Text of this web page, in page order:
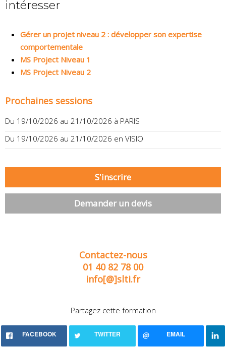
intéresser
Gérer un projet niveau 2 : développer son expertise
comportementale
MS Project Niveau 1
MS Project Niveau 2
Prochaines sessions
Du 19/10/2026 au 21/10/2026 à PARIS
Du 19/10/2026 au 21/10/2026 en VISIO
S'inscrire
Demander un devis
Contactez-nous
01 40 82 78 00
info[@]slti.fr
Partagez cette formation
FACEBOOK TWITTER EMAIL